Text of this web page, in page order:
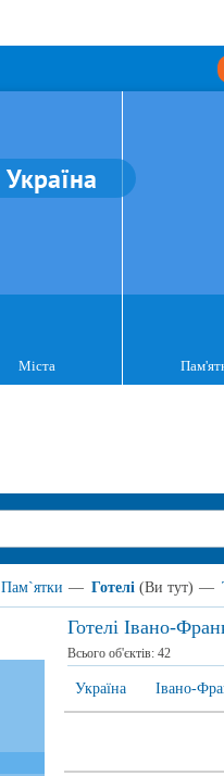
Україна
Міста
Пам`ятки — Готелі (Ви тут) —
Готелі Івано-
Всього об'єктів: 42
Україна Івано-